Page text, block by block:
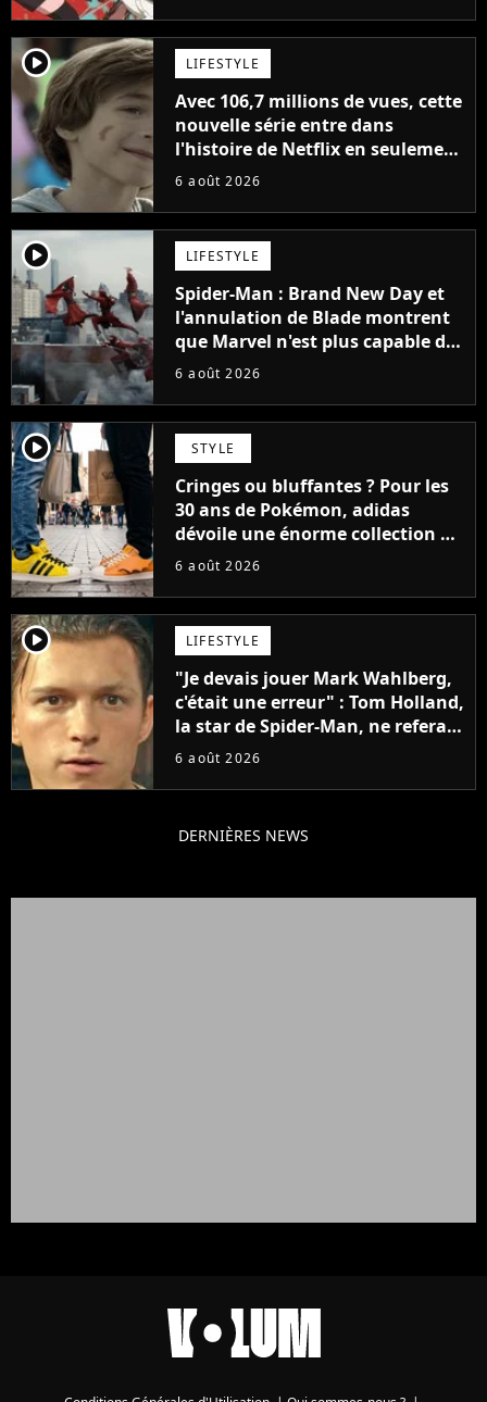
player2 LIFESTYLE
Avec 106,7 millions de vues, cette
nouvelle série entre dans
l'histoire de Netflix en seulement
48 jours
6 août 2026
player2 LIFESTYLE
Spider-Man : Brand New Day et
l'annulation de Blade montrent
que Marvel n'est plus capable de
faire quoi que ce soit de simple
6 août 2026
player2 STYLE
Cringes ou bluffantes ? Pour les
30 ans de Pokémon, adidas
dévoile une énorme collection de
sneakers et je ne sais pas quoi en
6 août 2026
player2 LIFESTYLE
"Je devais jouer Mark Wahlberg,
c'était une erreur" : Tom Holland,
la star de Spider-Man, ne referait
pas ce blockbuster
6 août 2026
DERNIÈRES NEWS